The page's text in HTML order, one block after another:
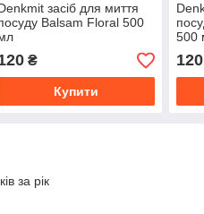
засіб для миття
Balsam Floral 500
₴
Купити
500
120
за рік